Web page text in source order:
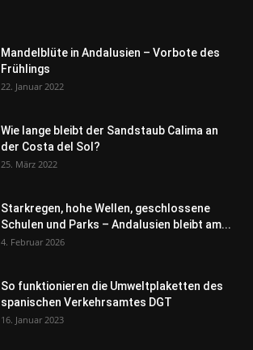
Mandelblüte in Andalusien – Vorbote des
Frühlings
22. Januar 2022
Wie lange bleibt der Sandstaub Calima an
der Costa del Sol?
25. März 2022
Starkregen, hohe Wellen, geschlossene
Schulen und Parks – Andalusien bleibt am...
4. Februar 2026
So funktionieren die Umweltplaketten des
spanischen Verkehrsamtes DGT
16. Januar 2023